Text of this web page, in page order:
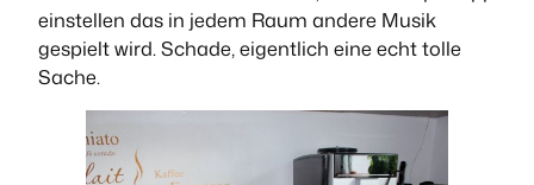
einstellen das in jedem Raum andere Musik
gespielt wird. Schade, eigentlich eine echt tolle
Sache.